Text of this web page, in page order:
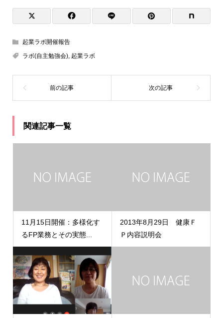
起業ラボ開催報告
ラボ(自主勉強会), 起業ラボ
関連記事一覧
11月15日開催：多様化す
るFP業務とその実態...
2013年8月29日 健康Ｆ
Ｐ内容説明会